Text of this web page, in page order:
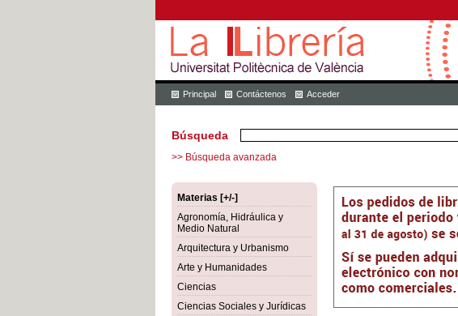
Principal Contáctenos Acceder
Búsqueda
>> Búsqueda avanzada
Materias [+/-]
Agronomía, Hidráulica y
Medio Natural
Arquitectura y Urbanismo
Arte y Humanidades
Ciencias
Ciencias Sociales y Jurídicas